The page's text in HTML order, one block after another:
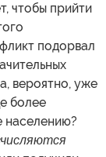
чтобы прийти
подорвал
вероятно, уже
более
населению?